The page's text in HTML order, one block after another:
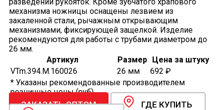
механизма ножницы оснащены лезвием из
закаленной стали, рычажным открывающим
механизмами, фиксирующей защелкой. Изделие
рекомендуются для работы с трубами диаметром до
26 мм.
Артикул
Размер Цена за штуку
VTm.394.M.160026
26 мм
692 ₽
* Указаны рекомендованные производителем
розничные цены (руб).
ЗАКАЗАТЬ ОПТОМ
ГДЕ КУПИТЬ